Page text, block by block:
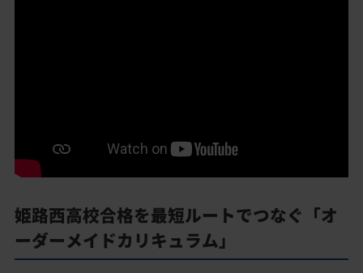
姫路西高校合格を最短ルートでつなぐ「オ
ーダーメイドカリキュラム」